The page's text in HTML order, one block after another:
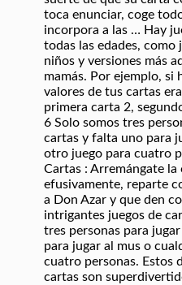
toca enunciar, coge
incorpora a las … Hay
todas las edades, como
niños y versiones más
mamás. Por ejemplo, si
valores de tus cartas
primera carta 2,
6 Solo somos tres
cartas y falta uno para
otro juego para cuatro
Cartas : Arremángate la
efusivamente, reparte
a Don Azar y que den
intrigantes juegos de
tres personas para
para jugar al mus o
cuatro personas. Estos
cartas son